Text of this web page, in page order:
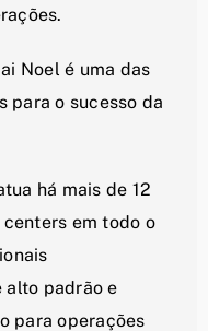
Noel é uma das
para o sucesso da
há mais de 12
em todo o
alto padrão e
para operações